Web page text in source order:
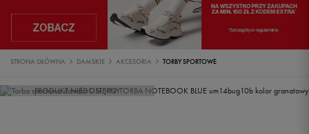
STRONA GŁÓWNA DAMSKIE AKCESORIA TORBY SPORTOWE
PRODUKT NIEDOSTĘPNY